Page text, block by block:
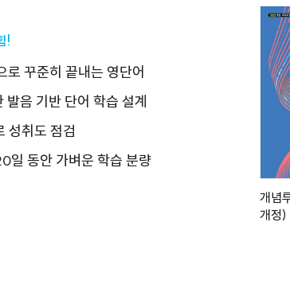
!
로 꾸준히 끝내는 영단어
발음 기반 단어 학습 설계
성취도 점검
일 동안 가벼운 학습 분량
념서
문제로 핵심 개념을 한눈에 이해
예제로 개념 적용 + 실력 다지기
심화 개념으로 내신도 빈틈없이 대비
중요 기출 문제로 문제 해결력 향상
개념 완성!
3주 완성
꼼꼼하게
쉽게 공부
번 더 확인
을 하나로
반영
수학 교재
기본 유형서
하는 교과서 개념을 쉽게 이해
개념 응용 문제로 충분한 적용 연습
로 실전 감각 UP!
제를 다시 점검하여 완벽하게 기본 완성
학 학습서
개념만 깔끔하게
으로 탐구 과정을 쉽게
문제로 단원 평가 완벽 대비
1위 참고서
학 학습서
개념만 깔끔하게
으로 탐구 과정을 쉽게
문제로 단원 평가 완벽 대비
1위 참고서
개념
개정)